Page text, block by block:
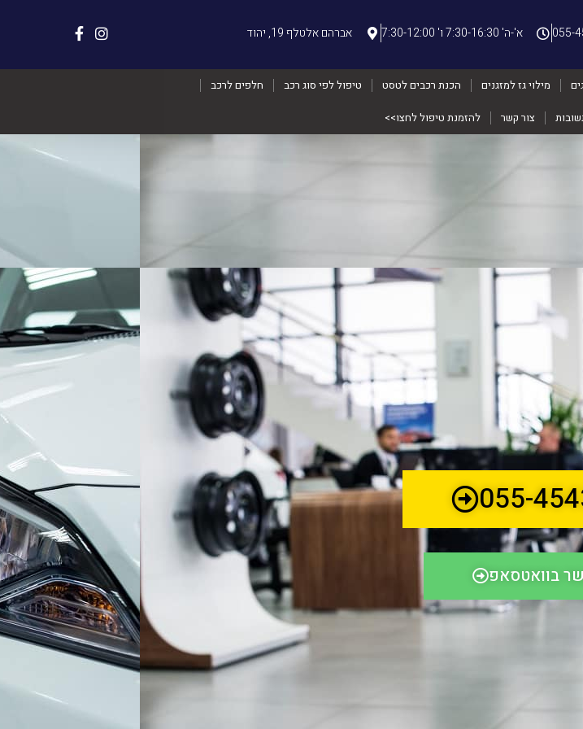
055- א'-ה' 7:30-16:30 ו' 7:30-12:00 אברהם אלטלף 19, יהוד
מילוי גז למזגנים הכנת רכבים לטסט טיפול לפי סוג רכב חלפים לרכב
צור קשר להזמנת טיפול לחצו>>
055-
בוואטסאפ